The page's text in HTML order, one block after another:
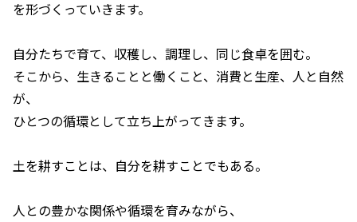
を形づくっていきます。
自分たちで育て、収穫し、調理し、同じ食卓を囲む。
そこから、生きることと働くこと、消費と生産、人と自然
が、
ひとつの循環として立ち上がってきます。
土を耕すことは、自分を耕すことでもある。
人との豊かな関係や循環を育みながら、